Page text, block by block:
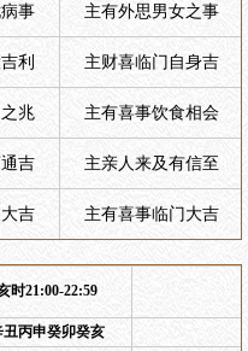
事 主有外思男女之事
利 主财喜临门自身吉
兆 主有喜事饮食相会
吉 主亲人来及有信至
吉 主有喜事临门大吉
时21:00-22:59
丑丙申癸卯癸亥